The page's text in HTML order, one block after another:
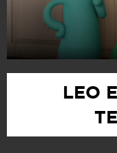
LEO